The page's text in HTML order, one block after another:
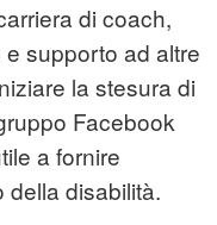
di coach,
supporto ad altre
la stesura di
Facebook
a fornire
della disabilità.